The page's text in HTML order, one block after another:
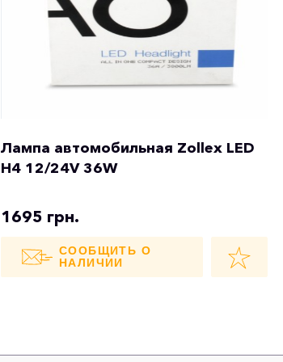
Лампа автомобильная Zollex LED
H4 12/24V 36W
1695 грн.
СООБЩИТЬ О
НАЛИЧИИ